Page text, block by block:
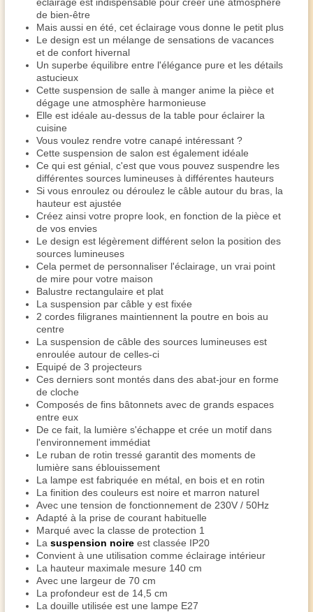
de bien-être
Mais aussi en été, cet éclairage vous donne le petit plus
Le design est un mélange de sensations de vacances
et de confort hivernal
Un superbe équilibre entre l'élégance pure et les détails
astucieux
Cette suspension de salle à manger anime la pièce et
dégage une atmosphère harmonieuse
Elle est idéale au-dessus de la table pour éclairer la
cuisine
Vous voulez rendre votre canapé intéressant ?
Cette suspension de salon est également idéale
Ce qui est génial, c'est que vous pouvez suspendre les
différentes sources lumineuses à différentes hauteurs
Si vous enroulez ou déroulez le câble autour du bras, la
hauteur est ajustée
Créez ainsi votre propre look, en fonction de la pièce et
de vos envies
Le design est légèrement différent selon la position des
sources lumineuses
Cela permet de personnaliser l'éclairage, un vrai point
de mire pour votre maison
Balustre rectangulaire et plat
La suspension par câble y est fixée
2 cordes filigranes maintiennent la poutre en bois au
centre
La suspension de câble des sources lumineuses est
enroulée autour de celles-ci
Equipé de 3 projecteurs
Ces derniers sont montés dans des abat-jour en forme
de cloche
Composés de fins bâtonnets avec de grands espaces
entre eux
De ce fait, la lumière s'échappe et crée un motif dans
l'environnement immédiat
Le ruban de rotin tressé garantit des moments de
lumière sans éblouissement
La lampe est fabriquée en métal, en bois et en rotin
La finition des couleurs est noire et marron naturel
Avec une tension de fonctionnement de 230V / 50Hz
Adapté à la prise de courant habituelle
Marqué avec la classe de protection 1
La suspension noire est classée IP20
Convient à une utilisation comme éclairage intérieur
La hauteur maximale mesure 140 cm
Avec une largeur de 70 cm
La profondeur est de 14,5 cm
La douille utilisée est une lampe E27